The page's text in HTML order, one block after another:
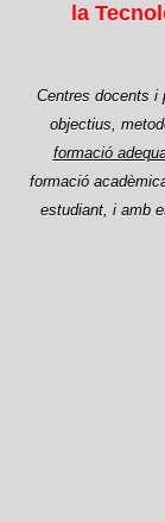
la
Centres docents i
objectius,
formació
formació
estudiant, i amb